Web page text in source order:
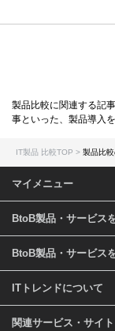
製品比較に関連する記
事といった、製品導入
IT製品 比較TOP 製品比
マイメニュー
BtoB製品・サービス
BtoB製品・サービス
ITトレンドについて
関連サービス・サイト